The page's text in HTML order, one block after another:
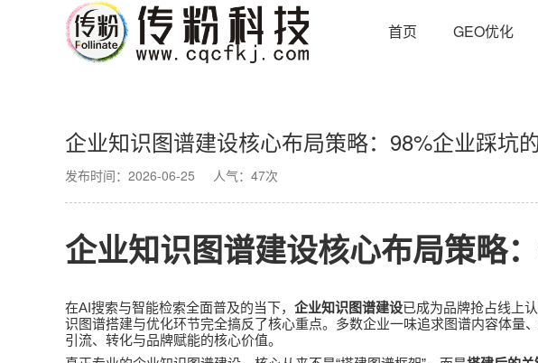
首页 GEO优化
企业知识图谱建设核心布局策略：98%企业踩坑
发布时间：2026-06-25 人气：47次
企业知识图谱建设核心布局策略：
在AI搜索与智能检索全面普及的当下， 企业知识图谱建设已成为品牌抢占线上
识图谱搭建与优化环节完全搞反了核心重点。多数企业一味追求图谱内容体
引流、转化与品牌赋能的核心价值。